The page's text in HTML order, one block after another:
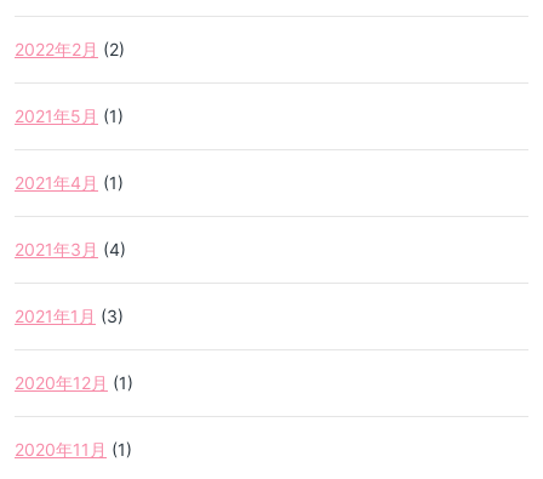
2022年2月 (2)
2021年5月 (1)
2021年4月 (1)
2021年3月 (4)
2021年1月 (3)
2020年12月 (1)
2020年11月 (1)